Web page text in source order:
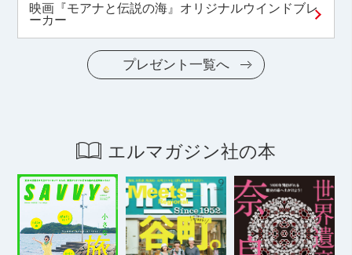
映画『モアナと伝説の海』オリジナルウインドブレ
ーカー
プレゼント一覧へ
エルマガジン社の本